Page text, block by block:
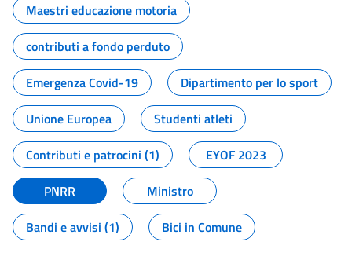
Maestri educazione motoria
contributi a fondo perduto
Emergenza Covid-19
Dipartimento per lo sport
Unione Europea
Studenti atleti
Contributi e patrocini (1)
EYOF 2023
PNRR
Ministro
Bandi e avvisi (1)
Bici in Comune